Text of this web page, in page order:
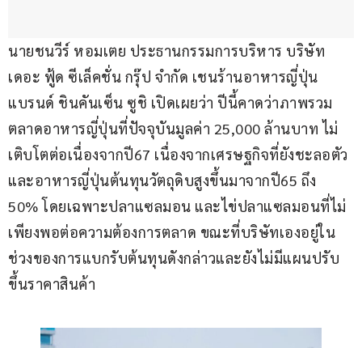
นายชนวีร์ หอมเตย ประธานกรรมการบริหาร บริษัท
เดอะ ฟู้ด ซีเล็คชั่น กรุ๊ป จำกัด เชนร้านอาหารญี่ปุ่น
แบรนด์ ชินคันเซ็น ซูชิ เปิดเผยว่า ปีนี้คาดว่าภาพรวม
ตลาดอาหารญี่ปุ่นที่ปัจจุบันมูลค่า 25,000 ล้านบาท ไม่
เติบโตต่อเนื่องจากปี67 เนื่องจากเศรษฐกิจที่ยังชะลอตัว
และอาหารญี่ปุ่นต้นทุนวัตถุดิบสูงขึ้นมาจากปี65 ถึง
50% โดยเฉพาะปลาแซลมอน และไข่ปลาแซลมอนที่ไม่
เพียงพอต่อความต้องการตลาด ขณะที่บริษัทเองอยู่ใน
ช่วงของการแบกรับต้นทุนดังกล่าวและยังไม่มีแผนปรับ
ขึ้นราคาสินค้า